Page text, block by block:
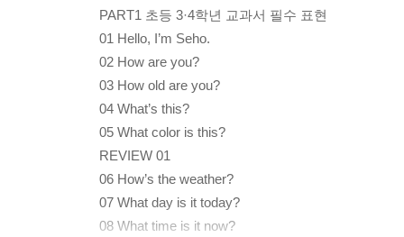
PART1 초등 3·4학년 교과서 필수 표현
01 Hello, I’m Seho.
02 How are you?
03 How old are you?
04 What’s this?
05 What color is this?
REVIEW 01
06 How’s the weather?
07 What day is it today?
08 What time is it now?